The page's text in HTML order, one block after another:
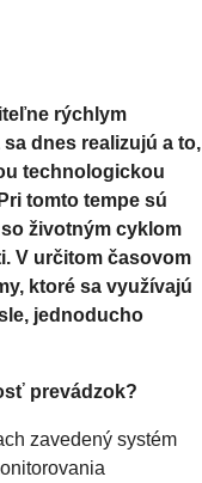
rýchlym
dnes realizujú a to,
technologickou
tomto tempe sú
životným cyklom
V určitom časovom
ktoré sa využívajú
jednoducho
prevádzok?
zavedený systém